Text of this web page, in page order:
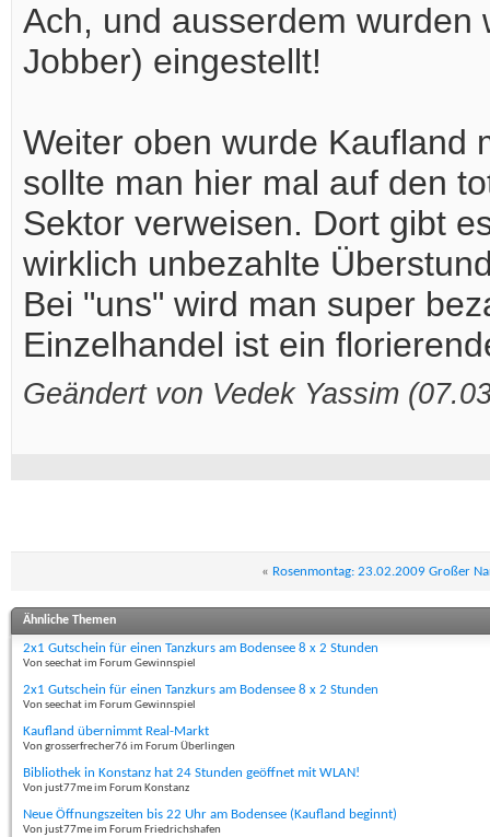
Ach, und ausserdem
Jobber) eingestellt!
Weiter oben wurde Kaufland
sollte man hier mal auf den
Sektor verweisen. Dort gibt
wirklich unbezahlte
Bei "uns" wird man super
Einzelhandel ist ein
Geändert von Vedek Yassim
« Rosenmontag: 23.02.2009 Großer
Ähnliche Themen
2x1 Gutschein für einen Tanzkurs am Bodensee 8 x 2 Stunden
Von seechat im Forum Gewinnspiel
2x1 Gutschein für einen Tanzkurs am Bodensee 8 x 2 Stunden
Von seechat im Forum Gewinnspiel
Kaufland übernimmt Real-Markt
Von grosserfrecher76 im Forum Überlingen
Bibliothek in Konstanz hat 24 Stunden geöffnet mit WLAN!
Von just77me im Forum Konstanz
Neue Öffnungszeiten bis 22 Uhr am Bodensee (Kaufland beginnt)
Von just77me im Forum Friedrichshafen